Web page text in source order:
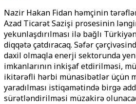
Nazir Hakan Fidan həmçinin
Azad Ticarət Sazişi prosesinin
yekunlaşdırılması ilə bağlı
diqqətə çatdıracaq. Səfər
daxil olmaqla enerji sektorunda
imkanlarının inkişaf etdirilməsi,
ikitərəfli hərbi münasibətlər üçün
yaradılması istiqamətində birgə
sürətləndirilməsi müzakirə